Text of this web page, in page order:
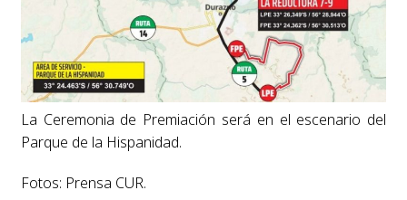
La Ceremonia de Premiación será en el escenario del
Parque de la Hispanidad.
Fotos: Prensa CUR.